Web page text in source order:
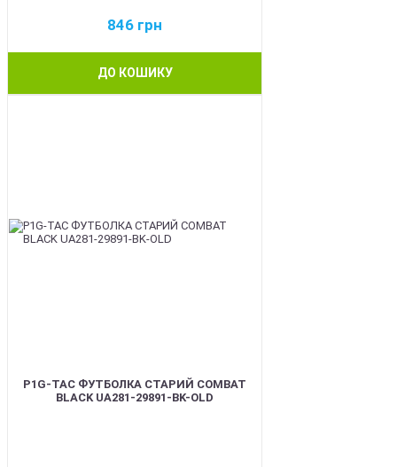
846 грн
ДО КОШИКУ
P1G-TAC ФУТБОЛКА СТАРИЙ COMBAT
BLACK UA281-29891-BK-OLD